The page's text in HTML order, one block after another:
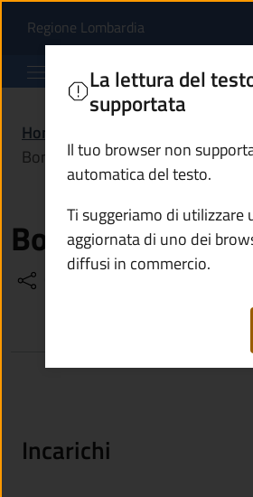
Bonomelli
Regione Lombardia(apre in un'altra
Home
Bonomelli Manuel
Bonomelli
La lettura del
supportata
Il tuo browser non
automatica del testo.
Ti suggeriamo di utilizzare
aggiornata di uno dei
diffusi in commercio.
Incarichi